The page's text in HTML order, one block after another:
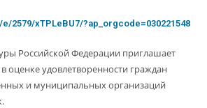
2579/xTPLeBU7/?ap_orgcode=030221548
Российской Федерации приглашает
оценке удовлетворенности граждан
и муниципальных организаций